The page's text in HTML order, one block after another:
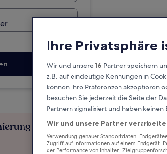
bei
Verdiene
Ihre Privatsphäre
Wir und unsere16 Partner speichern
z.B. auf eindeutige Kennungen in
können Ihre Präferenzen akzeptieren
besuchen Sie jederzeit die Seite der
Partnern signalisiert und haben keinen
Wir und unsere Partner
Verwendung genauer Standortdaten.
Zugriff auf Informationen auf einem Endgerät.
der Performance von Inhalten,